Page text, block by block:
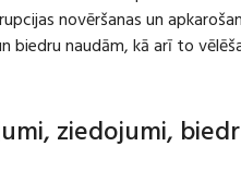
novēršanas un
naudām, kā arī to
ziedojumi,